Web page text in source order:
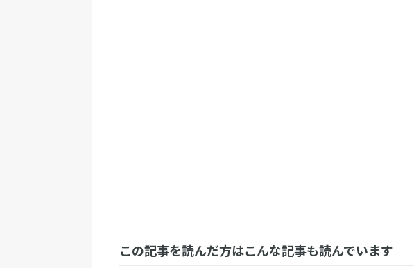
この記事を読んだ方はこんな記事も読んでいます